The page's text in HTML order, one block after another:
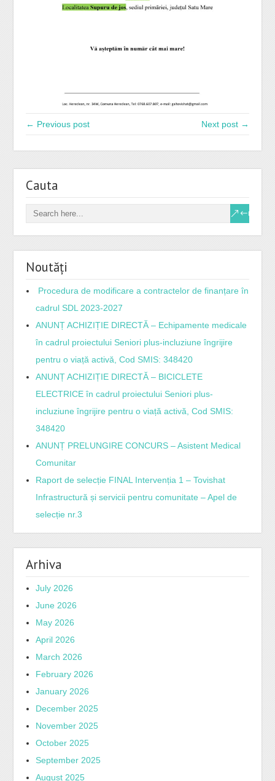
← Previous post Next post →
Cauta
Noutăți
Procedura de modificare a contractelor de finanțare în
cadrul SDL 2023-2027
ANUNȚ ACHIZIȚIE DIRECTĂ – Echipamente medicale
în cadrul proiectului Seniori plus-incluziune îngrijire
pentru o viață activă, Cod SMIS: 348420
ANUNȚ ACHIZIȚIE DIRECTĂ – BICICLETE
ELECTRICE în cadrul proiectului Seniori plus-
incluziune îngrijire pentru o viață activă, Cod SMIS:
348420
ANUNȚ PRELUNGIRE CONCURS – Asistent Medical
Comunitar
Raport de selecție FINAL Intervenția 1 – Tovishat
Infrastructură și servicii pentru comunitate – Apel de
selecție nr.3
Arhiva
July 2026
June 2026
May 2026
April 2026
March 2026
February 2026
January 2026
December 2025
November 2025
October 2025
September 2025
August 2025